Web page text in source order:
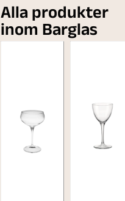
Alla produkter
inom Barglas